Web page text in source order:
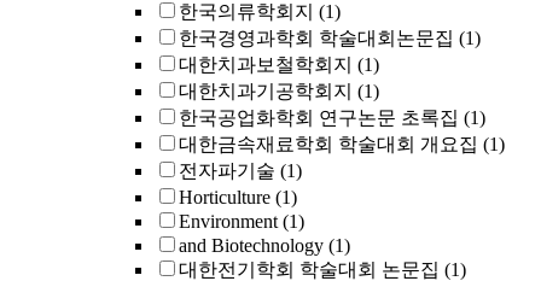
한국의류학회지 (1)
한국경영과학회 학술대회논문집 (1)
대한치과보철학회지 (1)
대한치과기공학회지 (1)
한국공업화학회 연구논문 초록집 (1)
대한금속재료학회 학술대회 개요집 (1)
전자파기술 (1)
Horticulture (1)
Environment (1)
and Biotechnology (1)
대한전기학회 학술대회 논문집 (1)